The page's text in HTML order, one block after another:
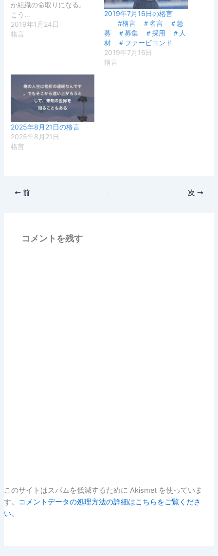
か組織の命取りになる。
こう…
2019年1月24日
格言
2019年7月16日の格言
#格言 ＃名言 ＃急
募 ＃募集 ＃採用 ＃人
材 ＃ファービヨンド
2019年7月16日
格言
2025年8月21日の格言
2025年8月21日
格言
前 次
コメントを残す
このサイトはスパムを低減するために Akismet を使っていま
す。
コメントデータの処理方法の詳細はこちらをご覧くださ
い。